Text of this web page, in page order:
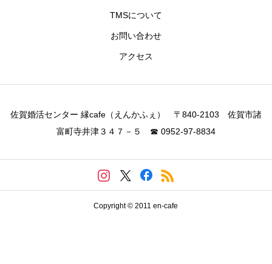
TMSについて
お問い合わせ
アクセス
佐賀婚活センター 縁cafe（えんかふぇ） 〒840-2103 佐賀市諸
富町寺井津３４７－５ ☎ 0952-97-8834
Copyright © 2011 en-cafe